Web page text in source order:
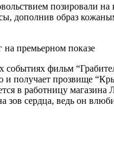
позировали
дополнив образ
премьерном показе
фильм
получает прозвище
в работницу
зов сердца, ведь он